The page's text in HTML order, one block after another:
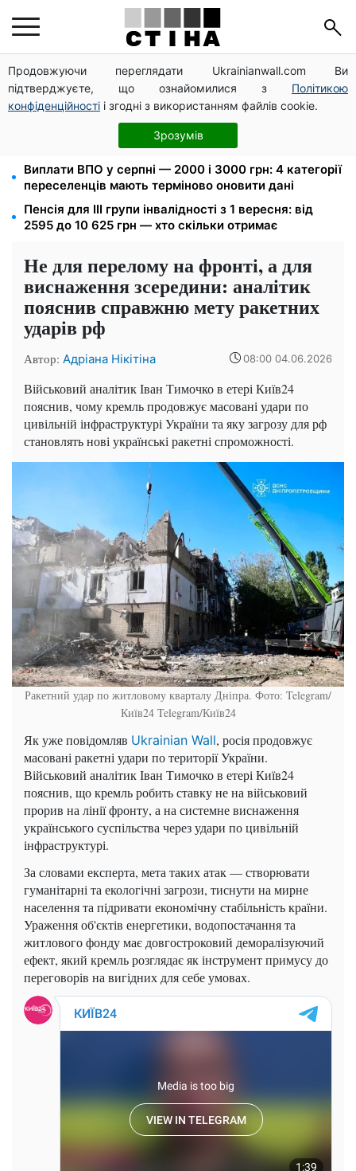
Продовжуючи переглядати Ukrainianwall.com Ви
підтверджуєте, що ознайомилися з Політикою
конфіденційності і згодні з використанням файлів cookie.
Зрозумів
172 940 грн захистять житло від арешту за
комуналку: з жовтня поріг — 432 тисячі
Новий знак на центральній вулиці: водіям
вантажівок заборонили зупинку — штраф до 680
Виплати ВПО у серпні — 2000 і 3000 грн: 4 категорії
переселенців мають терміново оновити дані
Пенсія для III групи інвалідності з 1 вересня: від
2595 до 10 625 грн — хто скільки отримає
Не для перелому на фронті, а для
виснаження зсередини: аналітик
пояснив справжню мету ракетних
ударів рф
Автор: Адріана Нікітіна 08:00 04.06.2026
Військовий аналітик Іван Тимочко в етері Київ24
пояснив, чому кремль продовжує масовані удари по
цивільній інфраструктурі України та яку загрозу для рф
становлять нові українські ракетні спроможності.
Ракетний удар по житловому кварталу Дніпра. Фото: Telegram/
Київ24 Telegram/Київ24
Як уже повідомляв Ukrainian Wall, росія продовжує
масовані ракетні удари по території України.
Військовий аналітик Іван Тимочко в етері Київ24
пояснив, що кремль робить ставку не на військовий
прорив на лінії фронту, а на системне виснаження
українського суспільства через удари по цивільній
інфраструктурі.
За словами експерта, мета таких атак — створювати
гуманітарні та екологічні загрози, тиснути на мирне
населення та підривати економічну стабільність країни.
Ураження об'єктів енергетики, водопостачання та
житлового фонду має довгостроковий деморалізуючий
ефект, який кремль розглядає як інструмент примусу до
переговорів на вигідних для себе умовах.